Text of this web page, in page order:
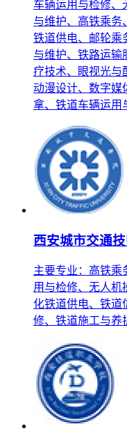
车辆运用与检修、
与维护、高铁乘务
铁道供电、邮轮乘
与维护、铁路运输
疗技术、眼视光与
动漫设计、数字媒
拿、铁道车辆运用
西安城市交通
主要专业：高铁乘
用与检修、无人机
化铁道供电、铁道
修、铁道施工与养